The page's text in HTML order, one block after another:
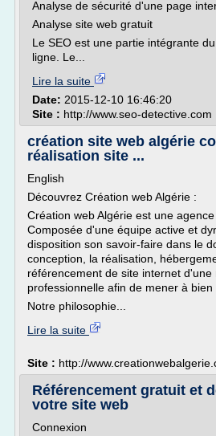
Analyse de sécurité d'une page
Analyse site web gratuit
Le SEO est une partie intégrante
ligne. Le...
Lire la suite
Date: 2015-12-10 16:46:20
Site : http://www.seo-detective.com
création site web algérie
réalisation site ...
English
Découvrez Création web Algérie :
Création web Algérie est une
Composée d'une équipe active et
disposition son savoir-faire dans le
conception, la réalisation,
référencement de site internet
professionnelle afin de mener à bien
Notre philosophie...
Lire la suite
Site : http://
Référencement gratuit et
votre site web
Connexion